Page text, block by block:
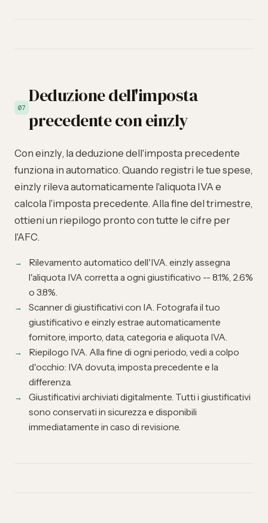
07
Deduzione dell'imposta
precedente con einzly
Con einzly, la deduzione dell'imposta precedente
funziona in automatico. Quando registri le tue spese,
einzly rileva automaticamente l'aliquota IVA e
calcola l'imposta precedente. Alla fine del trimestre,
ottieni un riepilogo pronto con tutte le cifre per
l'AFC.
Rilevamento automatico dell'IVA. einzly assegna
l'aliquota IVA corretta a ogni giustificativo -- 8.1%, 2.6%
o 3.8%.
Scanner di giustificativi con IA. Fotografa il tuo
giustificativo e einzly estrae automaticamente
fornitore, importo, data, categoria e aliquota IVA.
Riepilogo IVA. Alla fine di ogni periodo, vedi a colpo
d'occhio: IVA dovuta, imposta precedente e la
differenza.
Giustificativi archiviati digitalmente. Tutti i giustificativi
sono conservati in sicurezza e disponibili
immediatamente in caso di revisione.